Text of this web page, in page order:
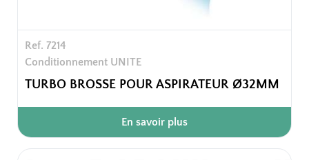
Ref. 7214
Conditionnement UNITE
TURBO BROSSE POUR ASPIRATEUR Ø32MM
En savoir plus